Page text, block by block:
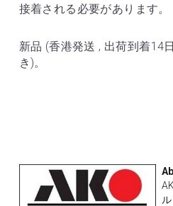
接着される必要があります。
新品 (香港発送 , 出荷到着14
き)。